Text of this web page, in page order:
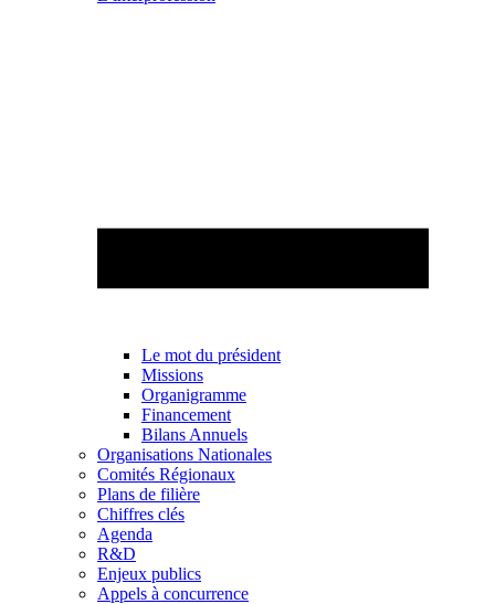
Le mot du président
Missions
Organigramme
Financement
Bilans Annuels
Organisations Nationales
Comités Régionaux
Plans de filière
Chiffres clés
Agenda
R&D
Enjeux publics
Appels à concurrence